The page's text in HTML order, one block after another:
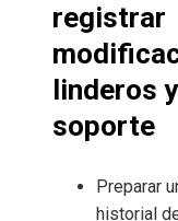
registrar
linderos
soporte
Preparar
historial